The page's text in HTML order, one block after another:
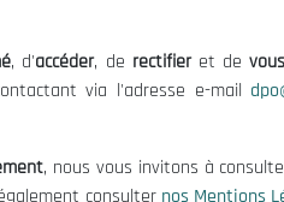
© 2026 Conseil
, d'accéder, de rectifieret de
via l'adresse e-mail
, nous vous invitons à
consulter nos Mentions